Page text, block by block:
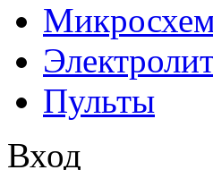
Пульты
Вход